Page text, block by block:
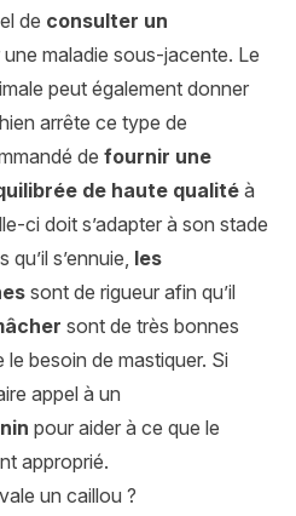
de consulter un
une maladie sous-jacente. Le
peut également donner
arrête ce type de
de fournir une
de haute qualitéà
ci doit s’adapter à son stade
s’ennuie, les
sont de rigueur afin qu’il
sont de très bonnes
besoin de mastiquer. Si
appel à un
pour aider à ce que le
approprié.
un caillou ?